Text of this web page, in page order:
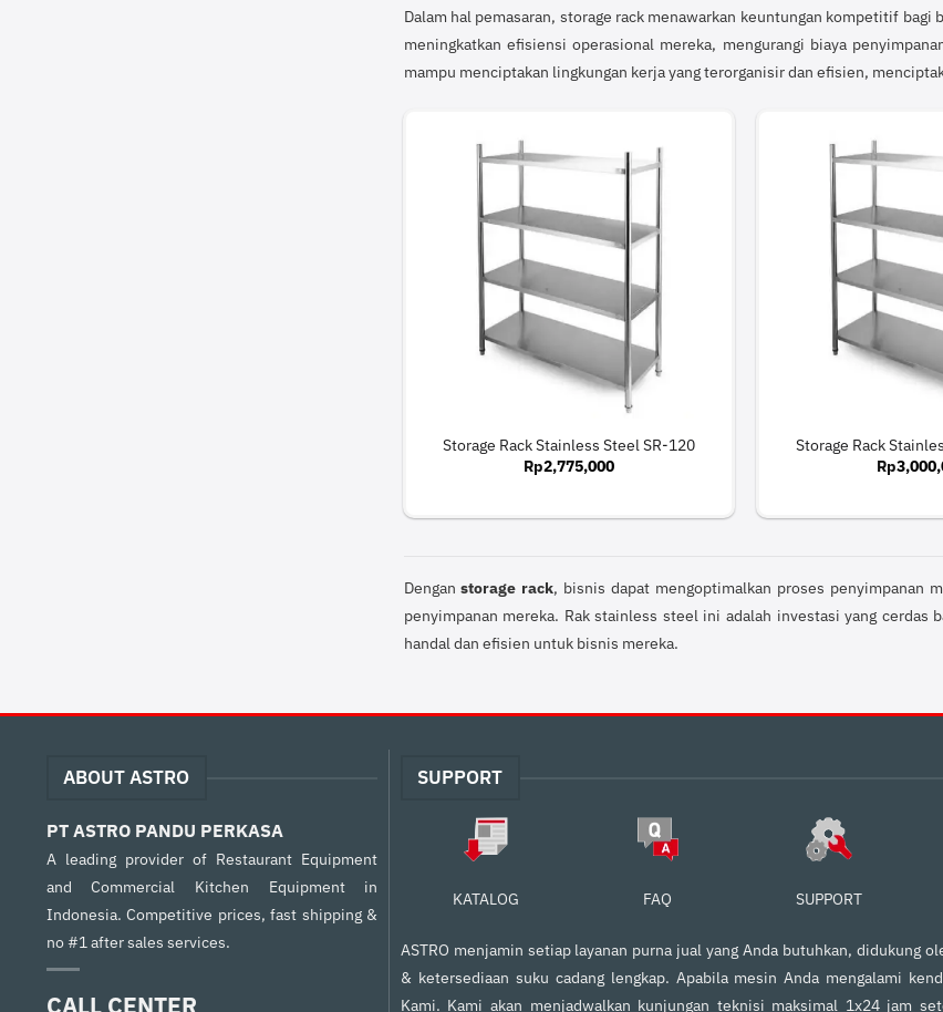
Dalam hal pemasaran, storage rack menawarkan keuntungan kompetitif
meningkatkan efisiensi operasional mereka, mengurangi biaya
mampu menciptakan lingkungan kerja yang terorganisir dan efisien,
Storage Rack Stainless Steel SR-120
Rp2,775,000
Storage Rack
Rp
Denganstorage rack, bisnis dapat mengoptimalkan proses penyimpanan
penyimpanan mereka. Rak stainless steel ini adalah investasi yang cerdas
handal dan efisien untuk bisnis mereka.
ABOUT ASTRO
PT ASTRO PANDU PERKASA
A leading provider of Restaurant Equipment
and Commercial Kitchen Equipment in
Indonesia. Competitive prices, fast shipping &
no #1 after sales services.
CALL CENTER
SUPPORT
KATALOG FAQ SUPPORT
ASTRO menjamin setiap layanan purna jual yang Anda butuhkan, didukung
& ketersediaan suku cadang lengkap. Apabila mesin Anda mengalami
Kami. Kami akan menjadwalkan kunjungan teknisi maksimal 1x24 jam